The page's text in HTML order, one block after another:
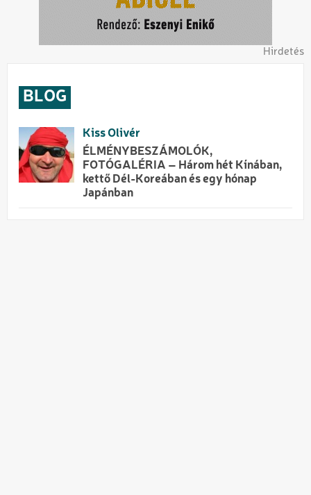
Hirdetés
BLOG
Kiss Olivér
ÉLMÉNYBESZÁMOLÓK,
FOTÓGALÉRIA – Három hét Kínában,
kettő Dél-Koreában és egy hónap
Japánban